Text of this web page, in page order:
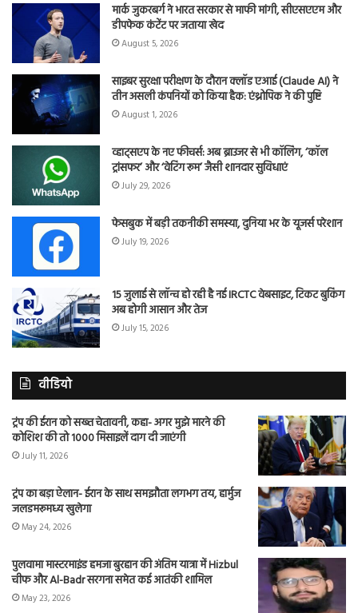
मार्क जुकरबर्ग ने भारत सरकार से माफी मांगी, सीएसएएम और
डीपफेक कंटेंट पर जताया खेद
August 5, 2026
साइबर सुरक्षा परीक्षण के दौरान क्लॉड एआई (Claude AI) ने
तीन असली कंपनियों को किया हैक: एंथ्रोपिक ने की पुष्टि
August 1, 2026
व्हाट्सएप के नए फीचर्स: अब ब्राउजर से भी कॉलिंग, ‘कॉल
ट्रांसफर’ और ‘वेटिंग रूम’ जैसी शानदार सुविधाएं
July 29, 2026
फेसबुक में बड़ी तकनीकी समस्या, दुनिया भर के यूजर्स परेशान
July 19, 2026
15 जुलाई से लॉन्च हो रही है नई IRCTC वेबसाइट, टिकट बुकिंग
अब होगी आसान और तेज
July 15, 2026
वीडियो
ट्रंप की ईरान को सख्त चेतावनी, कहा- अगर मुझे मारने की
कोशिश की तो 1000 मिसाइलें दाग दी जाएंगी
July 11, 2026
ट्रंप का बड़ा ऐलान- ईरान के साथ समझौता लगभग तय, हार्मुज
जलडमरूमध्य खुलेगा
May 24, 2026
पुलवामा मास्टरमाइंड हमजा बुरहान की अंतिम यात्रा में Hizbul
चीफ और Al-Badr सरगना समेत कई आतंकी शामिल
May 23, 2026